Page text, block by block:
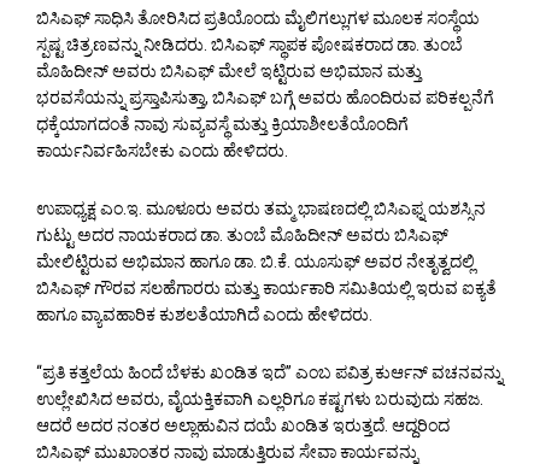
ಬಿಸಿಎಫ್ ಸಾಧಿಸಿ ತೋರಿಸಿದ ಪ್ರತಿಯೊಂದು ಮೈಲಿಗಲ್ಲುಗಳ ಮೂಲಕ ಸಂಸ್ಥೆಯ
ಸ್ಪಷ್ಟ ಚಿತ್ರಣವನ್ನು ನೀಡಿದರು. ಬಿಸಿಎಫ್ ಸ್ಥಾಪಕ ಪೋಷಕರಾದ ಡಾ. ತುಂಬೆ
ಮೊಹಿದೀನ್ ಅವರು ಬಿಸಿಎಫ್ ಮೇಲೆ ಇಟ್ಟಿರುವ ಅಭಿಮಾನ ಮತ್ತು
ಭರವಸೆಯನ್ನು ಪ್ರಸ್ತಾಪಿಸುತ್ತಾ, ಬಿಸಿಎಫ್ ಬಗ್ಗೆ ಅವರು ಹೊಂದಿರುವ ಪರಿಕಲ್ಪನೆಗೆ
ಧಕ್ಕೆಯಾಗದಂತೆ ನಾವು ಸುವ್ಯವಸ್ಥೆ ಮತ್ತು ಕ್ರಿಯಾಶೀಲತೆಯೊಂದಿಗೆ
ಕಾರ್ಯನಿರ್ವಹಿಸಬೇಕು ಎಂದು ಹೇಳಿದರು.
ಉಪಾಧ್ಯಕ್ಷ ಎಂ.ಇ. ಮೂಳೂರು ಅವರು ತಮ್ಮ ಭಾಷಣದಲ್ಲಿ ಬಿಸಿಎಫ್ನ ಯಶಸ್ಸಿನ
ಗುಟ್ಟು ಅದರ ನಾಯಕರಾದ ಡಾ. ತುಂಬೆ ಮೊಹಿದೀನ್ ಅವರು ಬಿಸಿಎಫ್
ಮೇಲಿಟ್ಟಿರುವ ಅಭಿಮಾನ ಹಾಗೂ ಡಾ. ಬಿ.ಕೆ. ಯೂಸುಫ್ ಅವರ ನೇತೃತ್ವದಲ್ಲಿ
ಬಿಸಿಎಫ್ ಗೌರವ ಸಲಹೆಗಾರರು ಮತ್ತು ಕಾರ್ಯಕಾರಿ ಸಮಿತಿಯಲ್ಲಿ ಇರುವ ಐಕ್ಯತೆ
ಹಾಗೂ ವ್ಯಾವಹಾರಿಕ ಕುಶಲತೆಯಾಗಿದೆ ಎಂದು ಹೇಳಿದರು.
“ಪ್ರತಿ ಕತ್ತಲೆಯ ಹಿಂದೆ ಬೆಳಕು ಖಂಡಿತ ಇದೆ” ಎಂಬ ಪವಿತ್ರ ಕುರ್ಆನ್ ವಚನವನ್ನು
ಉಲ್ಲೇಖಿಸಿದ ಅವರು, ವೈಯಕ್ತಿಕವಾಗಿ ಎಲ್ಲರಿಗೂ ಕಷ್ಟಗಳು ಬರುವುದು ಸಹಜ.
ಆದರೆ ಅದರ ನಂತರ ಅಲ್ಲಾಹುವಿನ ದಯೆ ಖಂಡಿತ ಇರುತ್ತದೆ. ಆದ್ದರಿಂದ
ಬಿಸಿಎಫ್ ಮುಖಾಂತರ ನಾವು ಮಾಡುತ್ತಿರುವ ಸೇವಾ ಕಾರ್ಯವನ್ನು